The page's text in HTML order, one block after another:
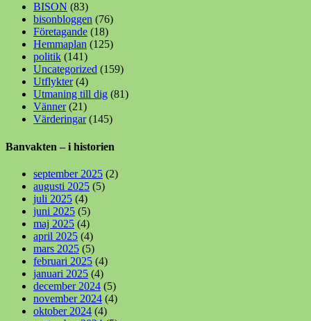
BISON (83)
bisonbloggen (76)
Företagande (18)
Hemmaplan (125)
politik (141)
Uncategorized (159)
Utflykter(4)
Utmaning till dig (81)
Vänner(21)
Värderingar(145)
Banvakten – i historien
september 2025 (2)
augusti 2025 (5)
juli 2025 (4)
juni 2025 (5)
maj 2025 (4)
april 2025 (4)
mars 2025 (5)
februari 2025 (4)
januari 2025 (4)
december 2024 (5)
november 2024 (4)
oktober 2024 (4)